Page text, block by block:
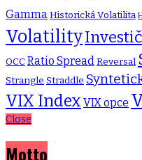
GammaHistorická Volatilita
Volatility
OCC Ratio SpreadReversal
Strangle Straddle
VIX Index VIX opce
Close
Motto